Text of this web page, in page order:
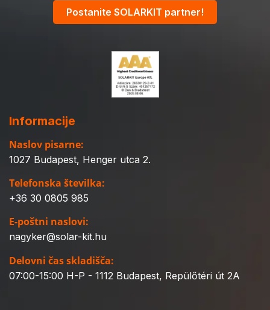
Postanite SOLARKIT partner!
Informacije
Naslov pisarne:
1027 Budapest, Henger utca 2.
Telefonska številka:
+36 30 0805 985
E-poštni naslovi:
nagyker@solar-kit.hu
Delovni čas skladišča:
07:00-15:00 H-P - 1112 Budapest, Repülőtéri út 2A